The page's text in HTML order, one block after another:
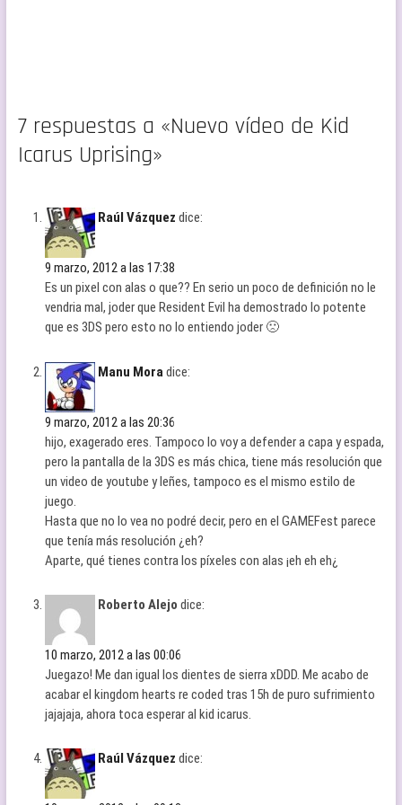
7 respuestas a «Nuevo vídeo de Kid
Icarus Uprising»
Raúl Vázquez dice:
9 marzo, 2012 a las 17:38
Es un pixel con alas o que?? En serio un poco de definición no le
vendria mal, joder que Resident Evil ha demostrado lo potente
que es 3DS pero esto no lo entiendo joder 🙁
Manu Moradice:
9 marzo, 2012 a las 20:36
hijo, exagerado eres. Tampoco lo voy a defender a capa y espada,
pero la pantalla de la 3DS es más chica, tiene más resolución que
un video de youtube y leñes, tampoco es el mismo estilo de
juego.
Hasta que no lo vea no podré decir, pero en el GAMEFest parece
que tenía más resolución ¿eh?
Aparte, qué tienes contra los píxeles con alas ¡eh eh eh¿
Roberto Alejo dice:
10 marzo, 2012 a las 00:06
Juegazo! Me dan igual los dientes de sierra xDDD. Me acabo de
acabar el kingdom hearts re coded tras 15h de puro sufrimiento
jajajaja, ahora toca esperar al kid icarus.
Raúl Vázquez dice: